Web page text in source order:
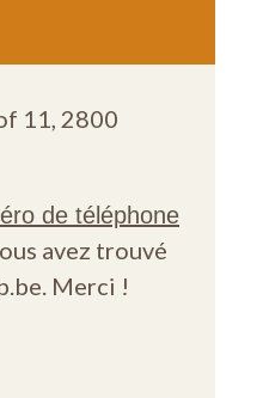
11, 2800
avez trouvé
Merci !